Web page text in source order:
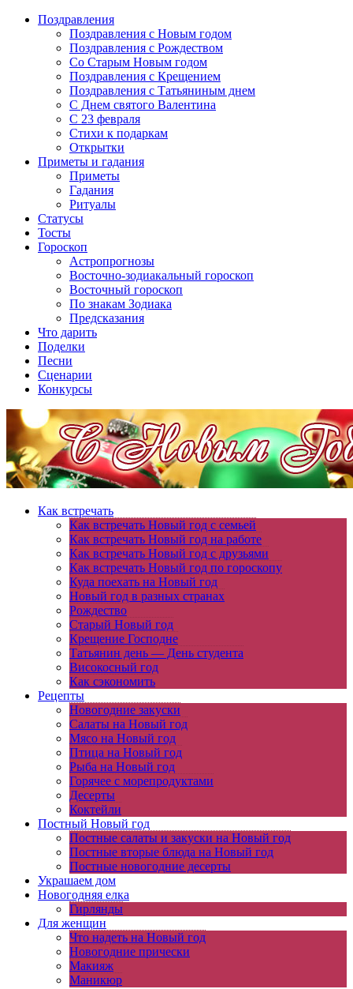
Поздравления
Поздравления с Новым годом
Поздравления с Рождеством
Со Старым Новым годом
Поздравления с Крещением
Поздравления с Татьяниным днем
С Днем святого Валентина
C 23 февраля
Стихи к подаркам
Открытки
Приметы и гадания
Приметы
Гадания
Ритуалы
Статусы
Тосты
Гороскоп
Астропрогнозы
Восточно-зодиакальный гороскоп
Восточный гороскоп
По знакам Зодиака
Предсказания
Что дарить
Поделки
Песни
Сценарии
Конкурсы
Как встречать
Как встречать Новый год с семьей
Как встречать Новый год на работе
Как встречать Новый год с друзьями
Как встречать Новый год по гороскопу
Куда поехать на Новый год
Новый год в разных странах
Рождество
Старый Новый год
Крещение Господне
Татьянин день — День студента
Високосный год
Как сэкономить
Рецепты
Новогодние закуски
Салаты на Новый год
Мясо на Новый год
Птица на Новый год
Рыба на Новый год
Горячее с морепродуктами
Десерты
Коктейли
Постный Новый год
Постные салаты и закуски на Новый год
Постные вторые блюда на Новый год
Постные новогодние десерты
Украшаем дом
Новогодняя елка
Гирлянды
Для женщин
Что надеть на Новый год
Новогодние прически
Макияж
Маникюр